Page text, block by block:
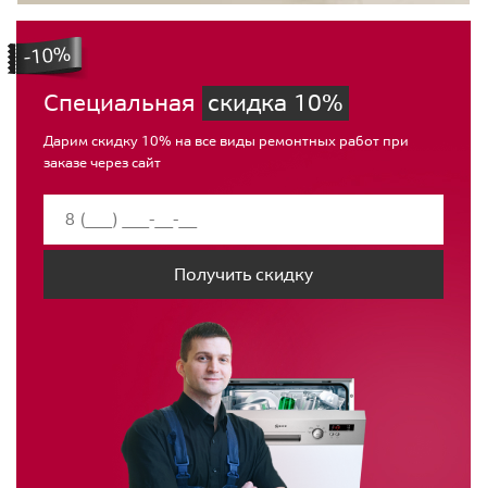
Специальная скидка 10%
Дарим скидку 10% на все виды ремонтных работ при
заказе через сайт
Получить скидку